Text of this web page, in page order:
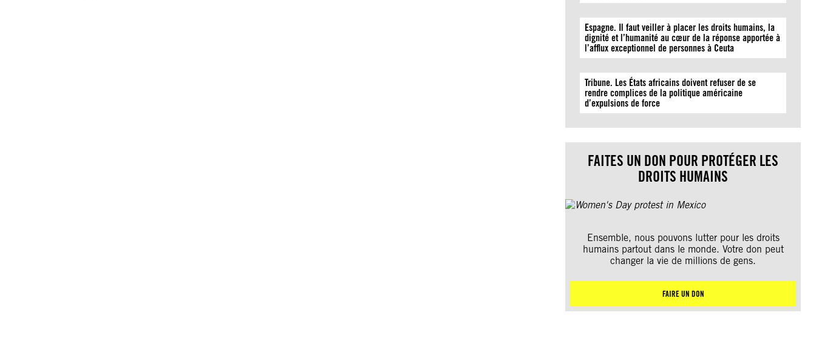
Espagne. Il faut veiller à placer les droits humains, la
dignité et l’humanité au cœur de la réponse apportée à
l’afflux exceptionnel de personnes à Ceuta
Tribune. Les États africains doivent refuser de se
rendre complices de la politique américaine
d’expulsions de force
FAITES UN DON POUR PROTÉGER LES
DROITS HUMAINS
Ensemble, nous pouvons lutter pour les droits
humains partout dans le monde. Votre don peut
changer la vie de millions de gens.
FAIRE UN DON